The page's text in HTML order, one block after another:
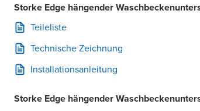
Storke Edge hängender
Teileliste
Technische Zeichnung
Installationsanleitung
Storke Edge hängender